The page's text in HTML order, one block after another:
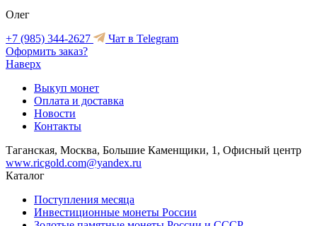
Олег
+7 (985) 344-2627
Чат в Telegram
Оформить заказ?
Наверх
Выкуп монет
Оплата и доставка
Новости
Контакты
Таганская, Москва, Большие Каменщики, 1, Офисный центр
www.ricgold.com@yandex.ru
Каталог
Поступления месяца
Инвестиционные монеты России